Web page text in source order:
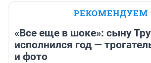
РЕКОМЕНДУЕМ
«Все еще в шоке»: сыну
исполнился год —
и фото